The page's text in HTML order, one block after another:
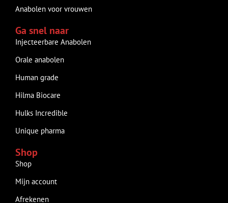
Anabolen voor vrouwen
Ga snel naar
Injecteerbare Anabolen
Orale anabolen
Human grade
Hilma Biocare
Hulks Incredible
Unique pharma
Shop
Shop
Mijn account
Afrekenen